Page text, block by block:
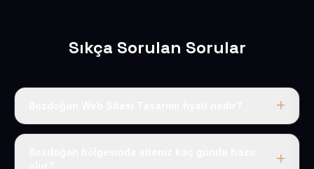
Sıkça Sorulan Sorular
Tek fiyat uygulanır: yıllık 50 USD + KDV. Bu bedele alan